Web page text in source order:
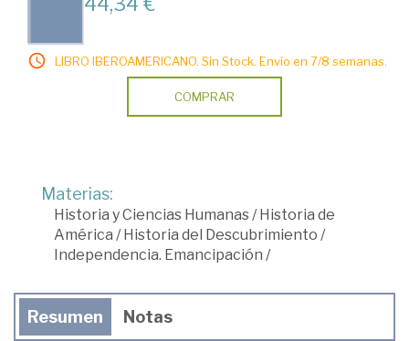
LIBRO IBEROAMERICANO. Sin Stock. Envío en 7/8 semanas.
COMPRAR
Materias:
Historia y Ciencias Humanas/ Historia de
América / Historia del Descubrimiento /
Independencia. Emancipación /
Resumen Notas